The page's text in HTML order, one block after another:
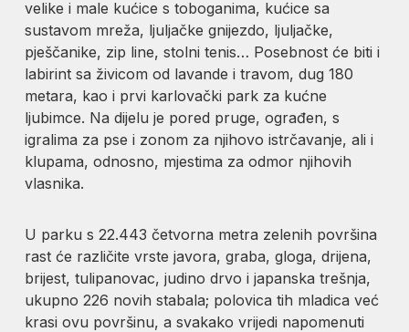
velike i male kućice s toboganima, kućice sa
sustavom mreža, ljuljačke gnijezdo, ljuljačke,
pješčanike, zip line, stolni tenis… Posebnost će biti i
labirint sa živicom od lavande i travom, dug 180
metara, kao i prvi karlovački park za kućne
ljubimce. Na dijelu je pored pruge, ograđen, s
igralima za pse i zonom za njihovo istrčavanje, ali i
klupama, odnosno, mjestima za odmor njihovih
vlasnika.
U parku s 22.443 četvorna metra zelenih površina
rast će različite vrste javora, graba, gloga, drijena,
brijest, tulipanovac, judino drvo i japanska trešnja,
ukupno 226 novih stabala; polovica tih mladica već
krasi ovu površinu, a svakako vrijedi napomenuti